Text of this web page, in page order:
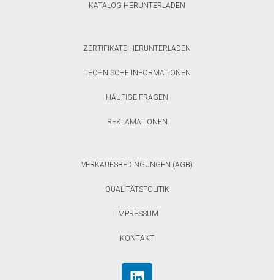
KATALOG HERUNTERLADEN
ZERTIFIKATE HERUNTERLADEN
TECHNISCHE INFORMATIONEN
HÄUFIGE FRAGEN
REKLAMATIONEN
VERKAUFSBEDINGUNGEN (AGB)
QUALITÄTSPOLITIK
IMPRESSUM
KONTAKT